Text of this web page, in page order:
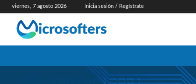
viernes, 7 agosto 2026 Inicia sesión / Regístrate